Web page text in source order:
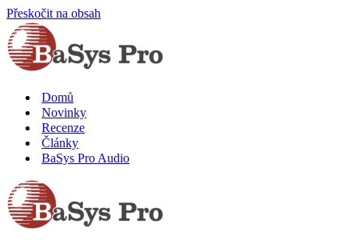
Přeskočit na obsah
Domů
Novinky
Recenze
Články
BaSys Pro Audio